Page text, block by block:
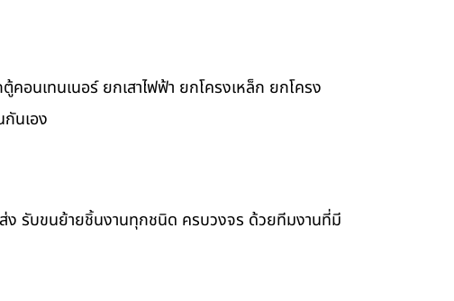
อนเทนเนอร์ ยกเสาไฟฟ้า ยกโครงเหล็ก ยกโครง
นเอง
ส่ง รับขนย้ายชิ้นงานทุกชนิด ครบวงจร ด้วยทีมงานที่มี